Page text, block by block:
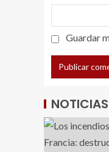
Guardar